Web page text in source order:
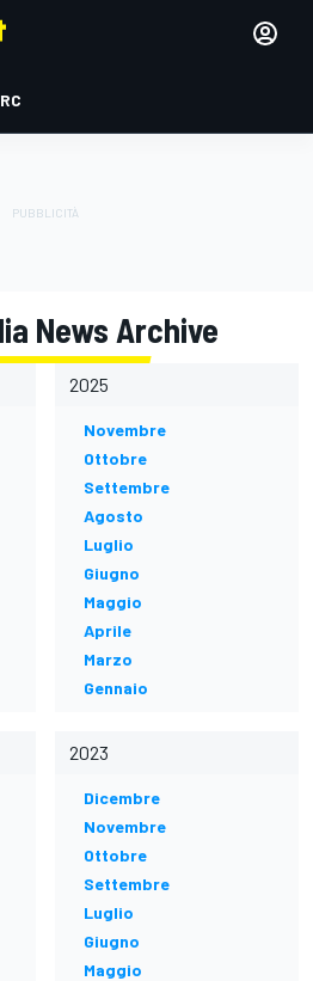
News Archive
2025
Novembre
Ottobre
Settembre
Agosto
Luglio
Giugno
Maggio
Aprile
Marzo
Gennaio
2023
Dicembre
Novembre
Ottobre
Settembre
Luglio
Giugno
Maggio